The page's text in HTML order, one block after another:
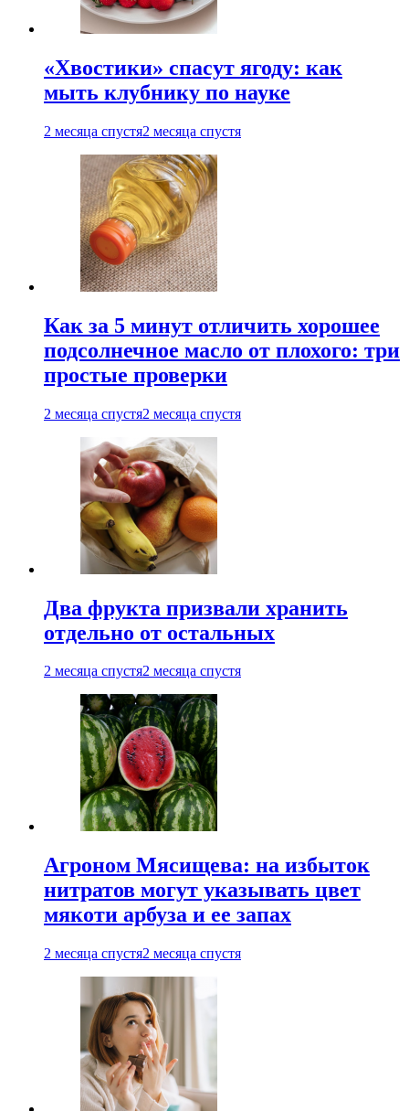
«Хвостики» спасут ягоду: как
мыть клубнику по науке
2 месяца спустя2 месяца спустя
Как за 5 минут отличить хорошее
подсолнечное масло от плохого: три
простые проверки
2 месяца спустя2 месяца спустя
Два фрукта призвали хранить
отдельно от остальных
2 месяца спустя2 месяца спустя
Агроном Мясищева: на избыток
нитратов могут указывать цвет
мякоти арбуза и ее запах
2 месяца спустя2 месяца спустя